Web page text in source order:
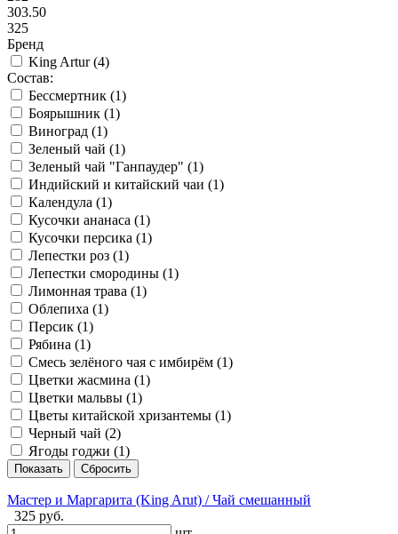
303.50
325
Бренд
King Artur (4)
Состав:
Бессмертник (1)
Боярышник (1)
Виноград (1)
Зеленый чай (1)
Зеленый чай "Ганпаудер" (1)
Индийский и китайский чаи (1)
Календула (1)
Кусочки ананаса (1)
Кусочки персика (1)
Лепестки роз (1)
Лепестки смородины (1)
Лимонная трава (1)
Облепиха (1)
Персик (1)
Рябина (1)
Смесь зелёного чая с имбирём (1)
Цветки жасмина (1)
Цветки мальвы (1)
Цветы китайской хризантемы (1)
Черный чай (2)
Ягоды годжи (1)
Мастер и Маргарита (King Arut) / Чай смешанный
325 руб.